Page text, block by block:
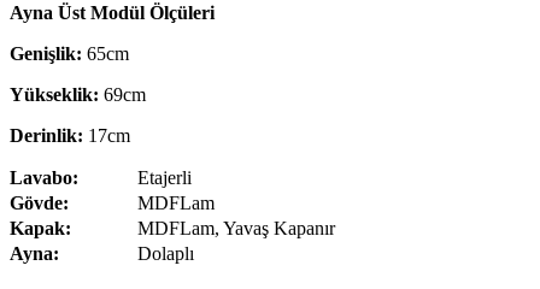
Ayna Üst Modül Ölçüleri
Genişlik: 65cm
Yükseklik: 69cm
Derinlik: 17cm
Lavabo:
Etajerli
Gövde:
MDFLam
Kapak:
MDFLam, Yavaş Kapanır
Ayna:
Dolaplı